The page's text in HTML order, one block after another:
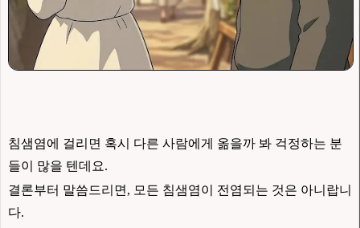
침샘염에 걸리면 혹시 다른 사람에게 옮을까 봐 걱정하는 분
들이 많을 텐데요.
결론부터 말씀드리면, 모든 침샘염이 전염되는 것은 아니랍니
다.